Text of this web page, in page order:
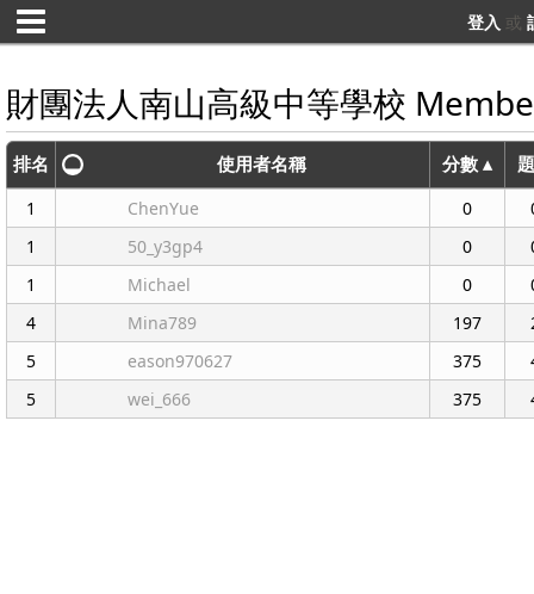
登入 或
財團法人南山高級中等學校
排名 使用者名稱 分數 ▴
1 ChenYue 0
1
50_y3gp4 0
1
Michael 0
4
Mina789 197
5
eason970627 375
5
wei_666 375